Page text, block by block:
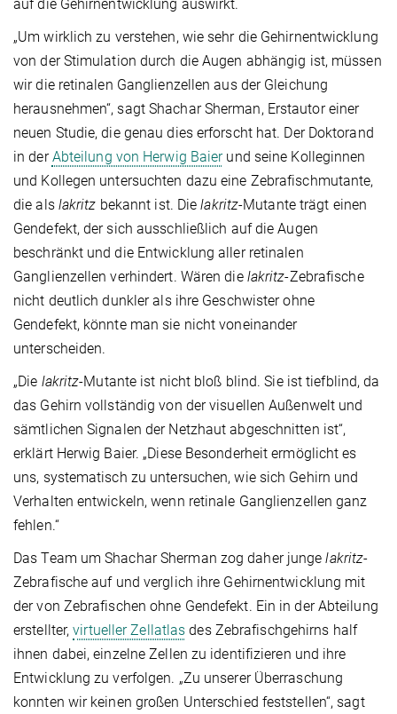
auf die Gehirnentwicklung auswirkt.
„Um wirklich zu verstehen, wie sehr die Gehirnentwicklung
von der Stimulation durch die Augen abhängig ist, müssen
wir die retinalen Ganglienzellen aus der Gleichung
herausnehmen“, sagt Shachar Sherman, Erstautor einer
neuen Studie, die genau dies erforscht hat. Der Doktorand
in derAbteilung von Herwig Baierund seine Kolleginnen
und Kollegen untersuchten dazu eine Zebrafischmutante,
die als lakritz bekannt ist. Dielakritz-Mutante trägt einen
Gendefekt, der sich ausschließlich auf die Augen
beschränkt und die Entwicklung aller retinalen
Ganglienzellen verhindert. Wären die lakritz-Zebrafische
nicht deutlich dunkler als ihre Geschwister ohne
Gendefekt, könnte man sie nicht voneinander
unterscheiden.
„Die lakritz-Mutante ist nicht bloß blind. Sie ist tiefblind, da
das Gehirn vollständig von der visuellen Außenwelt und
sämtlichen Signalen der Netzhaut abgeschnitten ist“,
erklärt Herwig Baier. „Diese Besonderheit ermöglicht es
uns, systematisch zu untersuchen, wie sich Gehirn und
Verhalten entwickeln, wenn retinale Ganglienzellen ganz
fehlen.“
Das Team um Shachar Sherman zog daher jungelakritz-
Zebrafische auf und verglich ihre Gehirnentwicklung mit
der von Zebrafischen ohne Gendefekt. Ein in der Abteilung
erstellter,virtueller Zellatlas des Zebrafischgehirns half
ihnen dabei, einzelne Zellen zu identifizieren und ihre
Entwicklung zu verfolgen. „Zu unserer Überraschung
konnten wir keinen großen Unterschied feststellen“, sagt